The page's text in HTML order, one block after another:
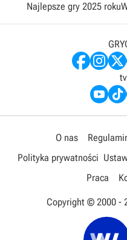
Najlepsze gry 2025 roku
O nas
Polityka prywatności
Praca
Copyright © 2000 -